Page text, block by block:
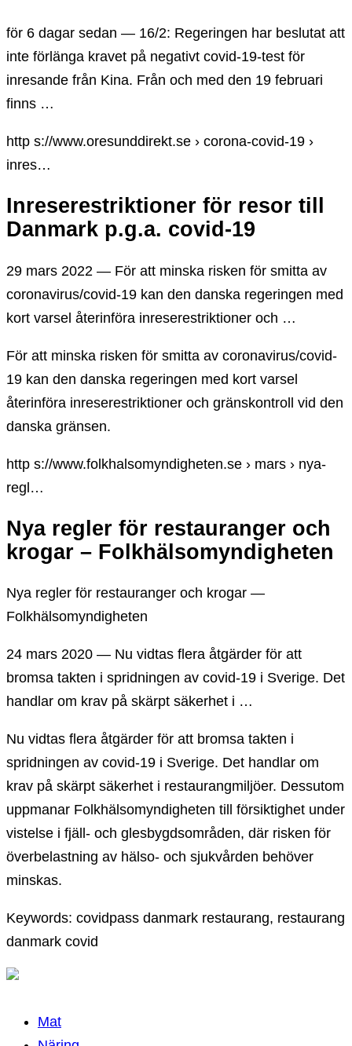
för 6 dagar sedan — 16/2: Regeringen har beslutat att
inte förlänga kravet på negativt covid-19-test för
inresande från Kina. Från och med den 19 februari
finns …
http s://www.oresunddirekt.se › corona-covid-19 ›
inres…
Inreserestriktioner för resor till
Danmark p.g.a. covid-19
29 mars 2022 — För att minska risken för smitta av
coronavirus/covid-19 kan den danska regeringen med
kort varsel återinföra inreserestriktioner och …
För att minska risken för smitta av coronavirus/covid-
19 kan den danska regeringen med kort varsel
återinföra inreserestriktioner och gränskontroll vid den
danska gränsen.
http s://www.folkhalsomyndigheten.se › mars › nya-
regl…
Nya regler för restauranger och
krogar – Folkhälsomyndigheten
Nya regler för restauranger och krogar —
Folkhälsomyndigheten
24 mars 2020 — Nu vidtas flera åtgärder för att
bromsa takten i spridningen av covid-19 i Sverige. Det
handlar om krav på skärpt säkerhet i …
Nu vidtas flera åtgärder för att bromsa takten i
spridningen av covid-19 i Sverige. Det handlar om
krav på skärpt säkerhet i restaurangmiljöer. Dessutom
uppmanar Folkhälsomyndigheten till försiktighet under
vistelse i fjäll- och glesbygdsområden, där risken för
överbelastning av hälso- och sjukvården behöver
minskas.
Keywords: covidpass danmark restaurang, restaurang
danmark covid
Mat